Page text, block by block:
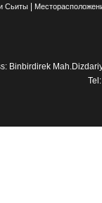
Сьиты|
Binbirdirek